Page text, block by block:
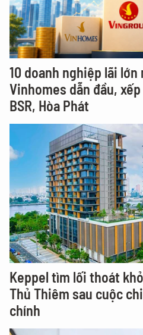
10 doanh nghiệp lãi lớn
Vinhomes dẫn đầu,
BSR, Hòa Phát
Keppel tìm lối thoát
Thủ Thiêm sau cuộc
chính